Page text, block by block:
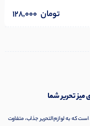
128,000 تومان
تحریر شما
که به لوازم‌التحریر جذاب، متفاوت